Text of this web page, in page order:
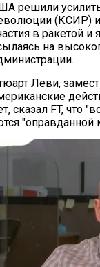
решили
(КСИР)
в ракетой
на
Леви,
сказал FT, что